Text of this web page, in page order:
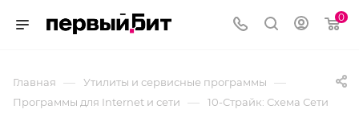
0
Главная — Утилиты и сервисные программы —
Программы для Internet и сети — 10-Страйк: Схема Сети